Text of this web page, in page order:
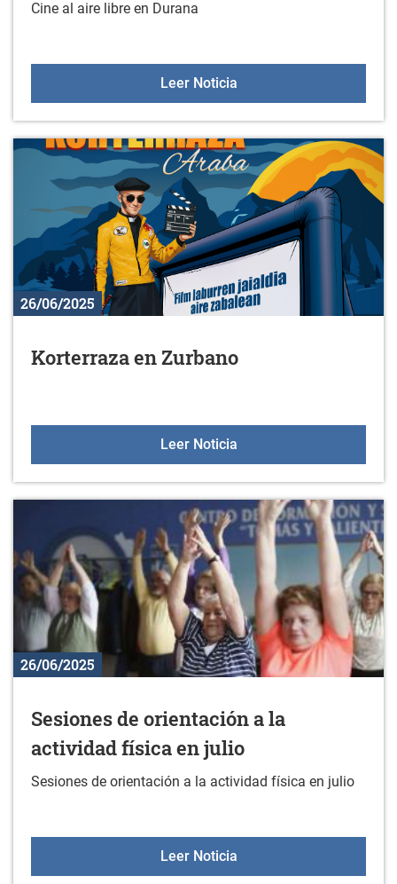
Cine al aire libre en Durana
Leer NoticiaCine al aire libre:
26/06/2025
Korterraza en Zurbano
Leer NoticiaKorterraza en Zurbano
26/06/2025
Sesiones de orientación a la
actividad física en julio
Sesiones de orientación a la actividad física en julio
Leer NoticiaSesiones de orientación